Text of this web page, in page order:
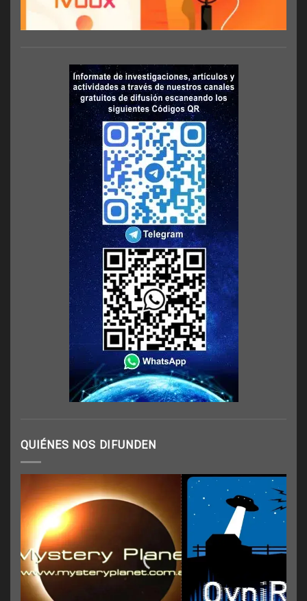
QUIÉNES NOS DIFUNDEN